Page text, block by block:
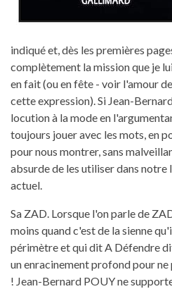
indiqué et, dès les premières
complètement la mission que je
en fait (ou en fête - voir l'amour
cette expression). Si Jean-
locution à la mode en
toujours jouer avec les mots, en
pour nous montrer, sans
absurde de les utiliser dans notre
actuel.
Sa ZAD. Lorsque l'on parle de
moins quand c'est de la sienne
périmètre et qui dit A Défendre
un enracinement profond pour ne
! Jean-Bernard POUY ne